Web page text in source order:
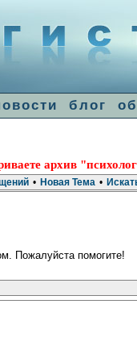
блог
архив
• Новая Тема •
Пожалуйста помогите!